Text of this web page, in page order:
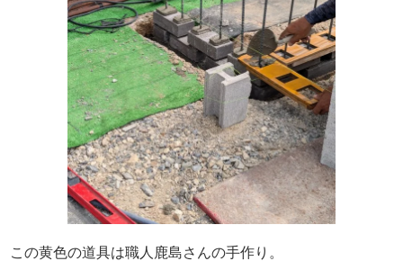
この黄色の道具は職人鹿島さんの手作り。